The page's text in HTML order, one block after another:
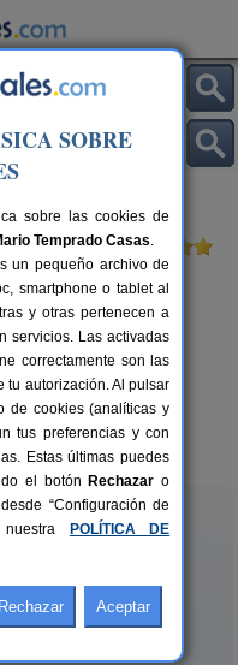
14+2 pers.
desde25 €
SOBRE
sobre las cookies de
Temprado Casas.
un pequeño archivo de
smartphone o tablet al
y otras pertenecen a
servicios. Las activadas
correctamente son las
tu autorización. Al pulsar
de cookies (analíticas y
tus preferencias y con
Estas últimas puedes
el botón Rechazar o
“Configuración de
nuestra
POLÍTICA DE